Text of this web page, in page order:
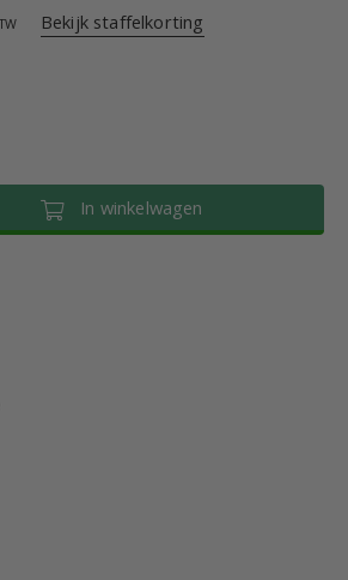
Bekijk staffelkorting
In winkelwagen